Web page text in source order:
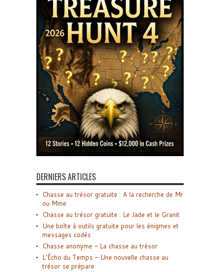
DERNIERS ARTICLES
Chasse au trésor gratuite : A la recherche de Mr
ou Mme
Chasse au trésor gratuite : Le Jade et le Granit
Une boîte à outils gratuite pour les énigmes et
messages codés
Chasse anonyme – La chasse au trésor
L’Écho du Temps – Une nouvelle chasse au
trésor se prépare